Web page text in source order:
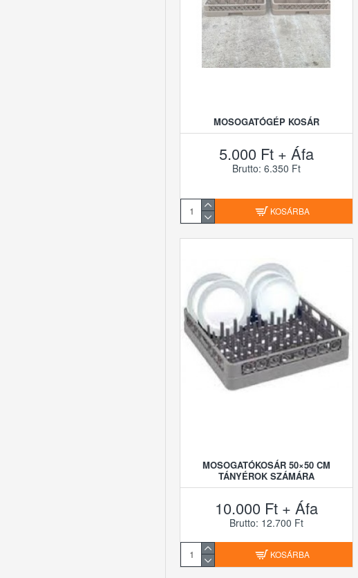
MOSOGATÓGÉP KOSÁR
5.000 Ft + Áfa
Brutto: 6.350 Ft
KOSÁRBA
MOSOGATÓKOSÁR 50×50 CM
TÁNYÉROK SZÁMÁRA
10.000 Ft + Áfa
Brutto: 12.700 Ft
KOSÁRBA